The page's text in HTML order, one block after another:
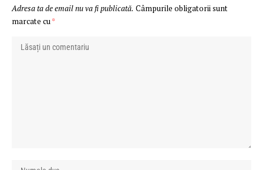
Adresa ta de email nu va fi publicată. Câmpurile obligatorii sunt
marcate cu*